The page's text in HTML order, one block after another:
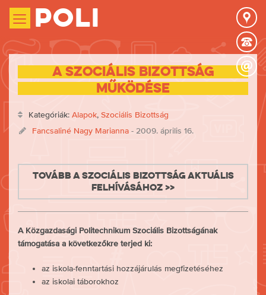
Poli
A Szociális Bizottság
működése
Kategóriák: Alapok, Szociális Bizottság
Fancsaliné Nagy Marianna - 2009. április 16.
Tovább a Szociális Bizottság aktuális
felhívásához >>
A Közgazdasági Politechnikum Szociális Bizottságának
támogatása a következőkre terjed ki:
az iskola-fenntartási hozzájárulás megfizetéséhez
az iskolai táborokhoz